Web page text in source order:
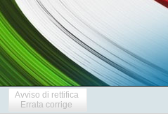
Avviso di rettifica
Errata corrige